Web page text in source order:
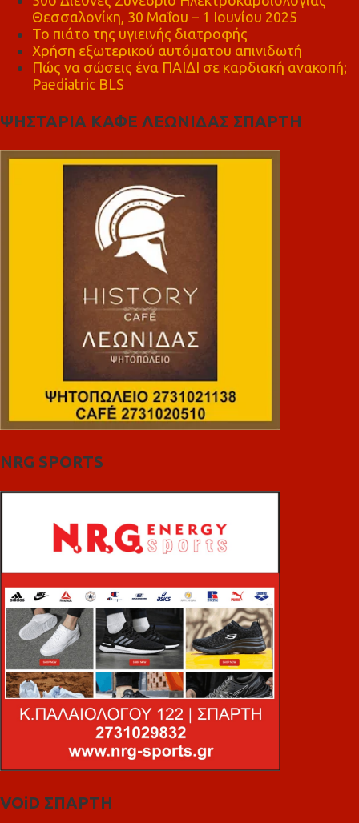
Θεσσαλονίκη, 30 Μαΐου – 1 Ιουνίου 2025
Το πιάτο της υγιεινής διατροφής
Χρήση εξωτερικού αυτόματου απινιδωτή
Πώς να σώσεις ένα ΠΑΙΔΙ σε καρδιακή ανακοπή;
Paediatric BLS
ΨΗΣΤΑΡΙΑ ΚΑΦΕ ΛΕΩΝΙΔΑΣ ΣΠΑΡΤΗ
NRG SPORTS
VOiD ΣΠΑΡΤΗ